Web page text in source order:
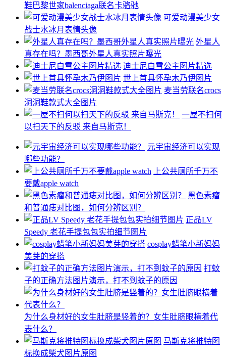
鞋巴黎世家balenciaga联名卡骆驰
可爱动漫美少女
战士水冰月表情头像
外星人
真存在吗？墨西哥外星人真实照片曝光
迪士尼白雪公主图片精选
世上首具怀孕木乃伊图片
麦当劳联名crocs
洞洞鞋款式大全图片
一屋不扫何
以扫天下的反驳 来自马斯克！
元宇宙经济可以实现
哪些功能？
上公共厕所千万不
要戴apple watch
黑色素瘤
和普通痣对比图，如何分辨区别？
正品LV
Speedy 老花手提包包实拍细节图片
cosplay蜡笔小新妈妈
美芽的穿搭
打蚊
子的正确方法图片演示，打不到蚊子的原因
为什么身材好的女生肚脐是竖着的？女生肚脐眼横着代
表什么？
马斯克将推特图
标换成柴犬图片原图